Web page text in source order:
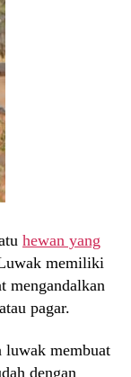
hewan yang
memiliki
mengandalkan
pagar.
luwak membuat
dengan